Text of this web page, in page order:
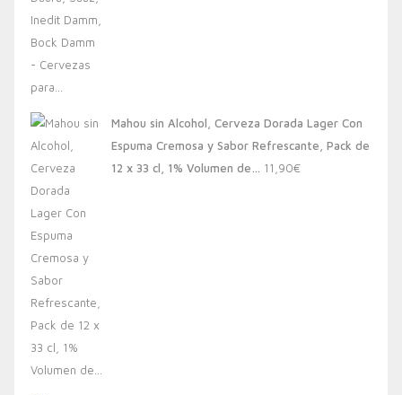
Mahou sin Alcohol, Cerveza Dorada Lager Con
Espuma Cremosa y Sabor Refrescante, Pack de
12 x 33 cl, 1% Volumen de… 11,90€